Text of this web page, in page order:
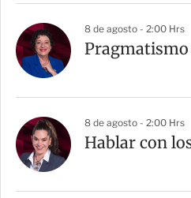
8 de agosto - 2:00 Hrs
8 de agosto - 2:00 Hrs
Hablar con